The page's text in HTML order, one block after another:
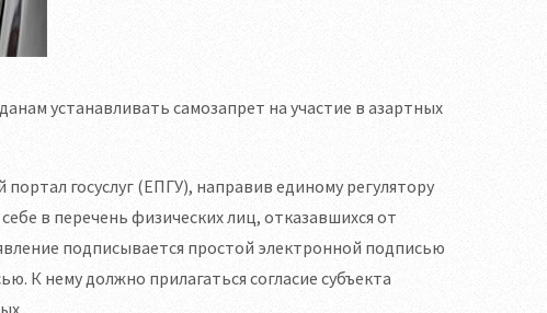
устанавливать самозапрет на участие в азартных
госуслуг (ЕПГУ), направив единому регулятору
в перечень физических лиц, отказавшихся от
подписывается простой электронной подписью
К нему должно прилагаться согласие субъекта